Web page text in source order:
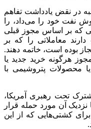
در نقض یادداشت تفاهم‌
نفت خود را می‌داد، را
که بر اساس مجوز قبلی
ژوئیه فرصت دارند معاملاتی را که بر
در ۲۱ ژوئن مجاز بوده است، خاتمه دهند.
هرگونه خرید جدید یا
محصولات پتروشیمی با
تحت رهبری آمریکا،
آن مورد حمله قرار
برای کشتی‌هایی که از این